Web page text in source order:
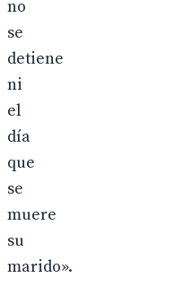
no
se
detiene
ni
el
día
que
se
muere
su
marido».